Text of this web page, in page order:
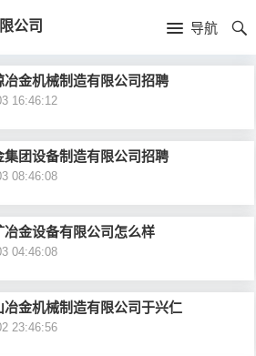
公司 导航
冶金机械制造有限公司招聘
16:46:12
集团设备制造有限公司招聘
08:46:08
冶金设备有限公司怎么样
04:46:08
冶金机械制造有限公司于兴仁
23:46:56